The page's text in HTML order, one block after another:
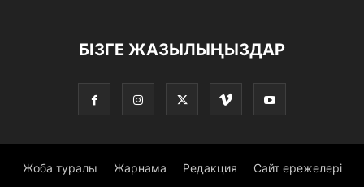
БІЗГЕ ЖАЗЫЛЫҢЫЗДАР
Жоба туралы Жарнама Редакция Сайт ережелері